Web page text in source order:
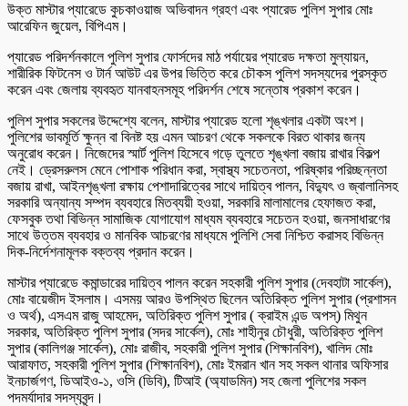
উক্ত মাস্টার প্যারেডে কুচকাওয়াজ অভিবাদন গ্রহণ এবং প্যারেড পুলিশ সুপার মোঃ
আরেফিন জুয়েল, বিপিএম।
প্যারেড পরিদর্শনকালে পুলিশ সুপার ফোর্সদের মাঠ পর্যায়ের প্যারেড দক্ষতা মুল্যায়ন,
শারীরিক ফিটনেস ও টার্ন আউট এর উপর ভিত্তি করে চৌকস পুলিশ সদস্যদের পুরস্কৃত
করেন এবং জেলায় ব্যবহৃত যানবাহনসমূহ পরিদর্শন শেষে সন্তোষ প্রকাশ করেন।
পুলিশ সুপার সকলের উদ্দেশ্যে বলেন, মাস্টার প্যারেড হলো শৃঙ্খলার একটা অংশ।
পুলিশের ভাবমূর্তি ক্ষুন্ন বা বিনষ্ট হয় এমন আচরণ থেকে সকলকে বিরত থাকার জন্য
অনুরোধ করেন। নিজেদের স্মার্ট পুলিশ হিসেবে গড়ে তুলতে শৃঙ্খলা বজায় রাখার বিকল্প
নেই। ড্রেসরুলস মেনে পোশাক পরিধান করা, স্বাস্থ্য সচেতনতা, পরিষ্কার পরিচ্ছন্নতা
বজায় রাখা, আইনশৃঙ্খলা রক্ষায় পেশাদারিত্বের সাথে দায়িত্ব পালন, বিদ্যুৎ ও জ্বালানিসহ
সরকারি অন্যান্য সম্পদ ব্যবহারে মিতব্যয়ী হওয়া, সরকারি মালামালের হেফাজত করা,
ফেসবুক তথা বিভিন্ন সামাজিক যোগাযোগ মাধ্যম ব্যবহারে সচেতন হওয়া, জনসাধারণের
সাথে উত্তম ব্যবহার ও মানবিক আচরণের মাধ্যমে পুলিশি সেবা নিশ্চিত করাসহ বিভিন্ন
দিক-নির্দেশনামূলক বক্তব্য প্রদান করেন।
মাস্টার প্যারেডে কমান্ডারের দায়িত্ব পালন করেন সহকারী পুলিশ সুপার (দেবহাটা সার্কেল),
মোঃ বায়েজীদ ইসলাম। এসময় আরও উপস্থিত ছিলেন অতিরিক্ত পুলিশ সুপার (প্রশাসন
ও অর্থ), এসএম রাজু আহমেদ, অতিরিক্ত পুলিশ সুপার ( ক্রাইম এন্ড অপস্) মিথুন
সরকার, অতিরিক্ত পুলিশ সুপার (সদর সার্কেল), মোঃ শাহীনুর চৌধুরী, অতিরিক্ত পুলিশ
সুপার (কালিগঞ্জ সার্কেল), মোঃ রাজীব, সহকারী পুলিশ সুপার (শিক্ষানবিশ), খালিদ মোঃ
আরাফাত, সহকারী পুলিশ সুপার (শিক্ষানবিশ), মোঃ ইমরান খান সহ সকল থানার অফিসার
ইনচার্জগণ, ডিআইও-১, ওসি (ডিবি), টিআই (অ্যাডমিন) সহ জেলা পুলিশের সকল
পদমর্যাদার সদস্যবৃন্দ।